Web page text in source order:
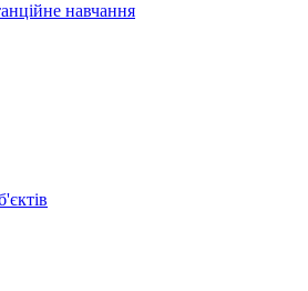
навчання